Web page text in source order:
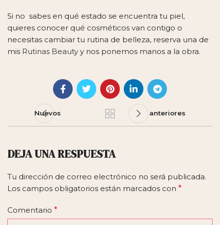
Si no sabes en qué estado se encuentra tu piel,
quieres conocer qué cosméticos van contigo o
necesitas cambiar tu rutina de belleza, reserva una de
mis Rutinas Beauty y nos ponemos manos a la obra.
Nuevos anteriores
DEJA UNA RESPUESTA
Tu dirección de correo electrónico no será publicada.
Los campos obligatorios están marcados con *
Comentario *